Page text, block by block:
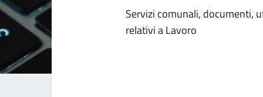
Dettagli
Servizi comunali, documenti,
relativi a Lavoro